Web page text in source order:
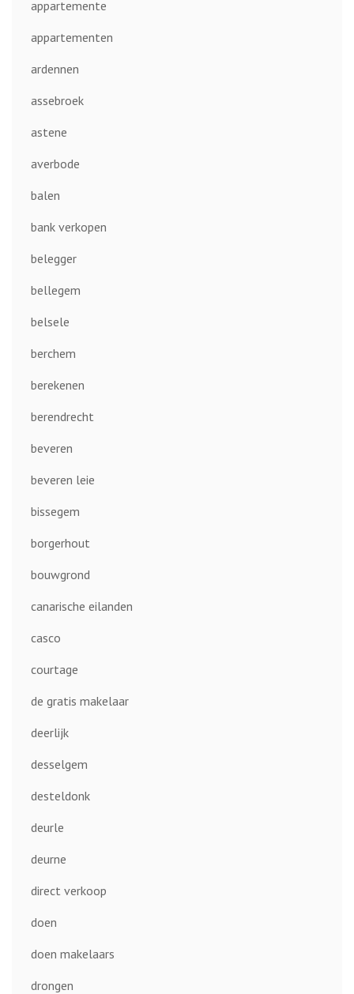
appartemente
appartementen
ardennen
assebroek
astene
averbode
balen
bank verkopen
belegger
bellegem
belsele
berchem
berekenen
berendrecht
beveren
beveren leie
bissegem
borgerhout
bouwgrond
canarische eilanden
casco
courtage
de gratis makelaar
deerlijk
desselgem
desteldonk
deurle
deurne
direct verkoop
doen
doen makelaars
drongen